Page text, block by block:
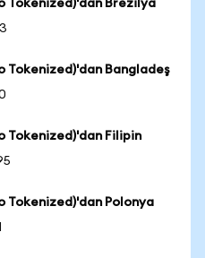
Tokenized)'dan Brezilya
Tokenized)'dan Bangladeş
Tokenized)'dan Filipin
Tokenized)'dan Polonya